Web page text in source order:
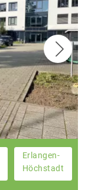
Erlangen-
Höchstadt